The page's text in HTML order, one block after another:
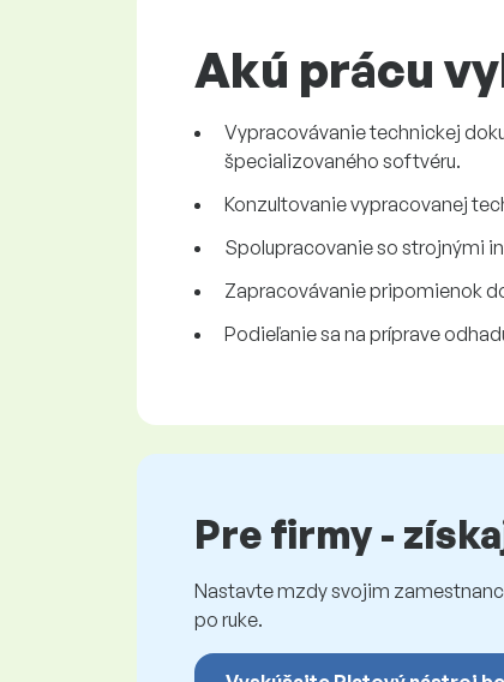
Akú prácu
Vypracovávanie technickej
špecializovaného softvéru.
Konzultovanie vypracovanej
Spolupracovanie so strojnými
Zapracovávanie pripomienok
Podieľanie sa na príprave
Pre firmy -
Nastavte mzdy svojim
po ruke.